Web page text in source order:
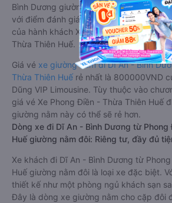
Bình Dương giường nằm được đánh giá
với điểm đánh giá trung bình từ 3.7/5
của hành khách Xe về Dĩ An - Bình
Thừa Thiên Huế.
Giá vé xe giường nằm đi Dĩ An - Bình
Thừa Thiên Huế rẻ nhất là 800000VND
Dũng VIP Limousine. Tùy thuộc vào
giá vé Xe Phong Điền - Thừa Thiên Huế
giường nằm này có thể sẽ rẻ hơn.
Dòng xe đi Dĩ An - Bình Dương từ Phong
Huế giường nằm đôi: Riêng tư, đầy đủ
Xe khách đi Dĩ An - Bình Dương từ
Huế giường nằm đôi là loại xe đặc biệt.
thiết kế như một phòng ngủ khách sạn
Đây là dòng xe giường nằm cho cặp đôi